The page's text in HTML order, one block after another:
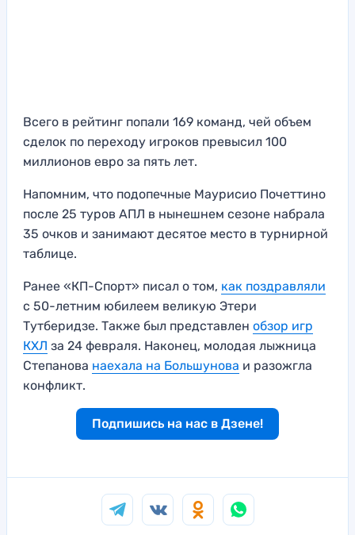
Всего в рейтинг попали 169 команд, чей объем
сделок по переходу игроков превысил 100
миллионов евро за пять лет.
Напомним, что подопечные Маурисио Почеттино
после 25 туров АПЛ в нынешнем сезоне набрала
35 очков и занимают десятое место в турнирной
таблице.
Ранее «КП-Спорт» писал о том, как поздравляли
с 50-летним юбилеем великую Этери
Тутберидзе. Также был представлен обзор игр
КХЛ за 24 февраля. Наконец, молодая лыжница
Степанова наехала на Большунова и разожгла
конфликт.
Подпишись на нас в Дзене!